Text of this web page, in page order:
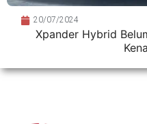
20/07/2024
Xpander Hybrid